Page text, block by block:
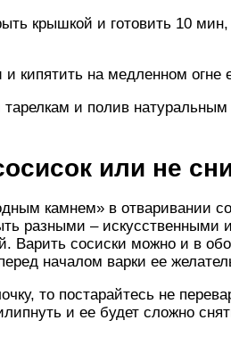
крышкой и готовить 10
кипятить на медленном огне
и полив натуральным
или не
камнем» в отваривании
разными – искусственными
Варить сосиски можно и в
началом варки ее
то постарайтесь не
и ее будет сложно